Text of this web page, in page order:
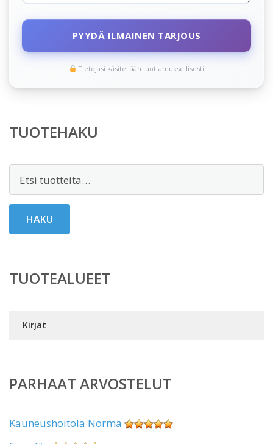
PYYDÄ ILMAINEN TARJOUS
Tietojasi käsitellään luottamuksellisesti
TUOTEHAKU
HAKU
TUOTEALUEET
Kirjat
PARHAAT ARVOSTELUT
Kauneushoitola Norma